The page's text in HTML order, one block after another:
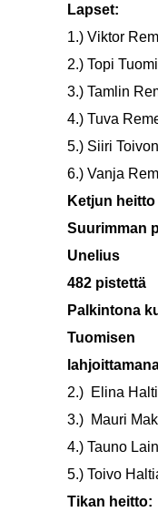
Lapset:
1.) Viktor
2.) Topi
3.) Tamlin
4.) Tuva
5.) Siiri
6.) Vanja
Ketjun heitto
Suurimman
Unelius
482 pistettä
Palkintona
Tuomisen
2.) Elina
3.) Mauri
4.) Tauno
5.) Toivo
Tikan heitto: